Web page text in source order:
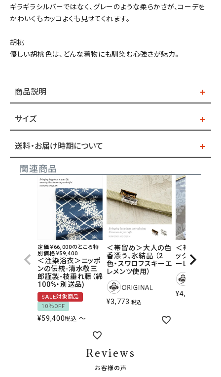
ギラギラシルバーではなく、グレーのような柔らかさが、コーデを
かわいくもカッコよくも見せてくれます。
胡桃
優しい胡桃色は、どんな着物にも馴染む心強さが魅力。
商品説明
サイズ
送料・お届け時期について
関連商品
定価￥66,000のところ特
別価格￥59,400
＜注染浴衣＞ニッポ
ンの伝統-清水敬三
郎謹製-枝垂れ藤（綿
100%・別送品)
SALE対象商品
10％OFF
¥59,400税込 〜
＜帯留め＞大人の色
香漂う、氷結晶 （2
色・スワロフスキーエ
レメンツ使用）
¥3,773 税込
＜帯留め＞ド
ックなパール
ーLove much
¥4,290
Reviews
お客様の声